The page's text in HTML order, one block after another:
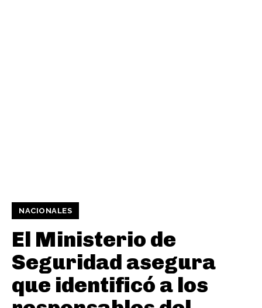
NACIONALES
El Ministerio de
Seguridad asegura
que identificó a los